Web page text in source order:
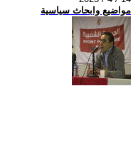
مواضيع وابحاث سياسية